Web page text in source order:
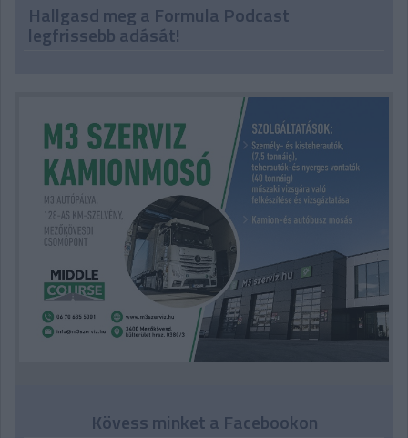
Hallgasd meg a Formula Podcast
legfrissebb adását!
Kövess minket a Facebookon